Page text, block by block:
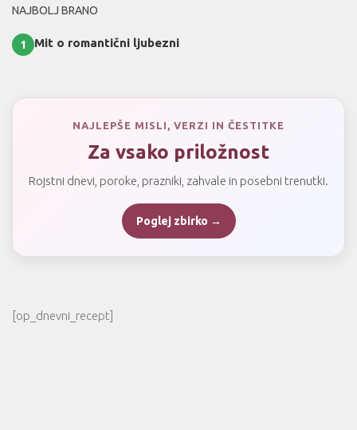
NAJBOLJ BRANO
1 Mit o romantični ljubezni
NAJLEPŠE MISLI, VERZI IN ČESTITKE
Za vsako priložnost
Rojstni dnevi, poroke, prazniki, zahvale in posebni trenutki.
Poglej zbirko →
[op_dnevni_recept]